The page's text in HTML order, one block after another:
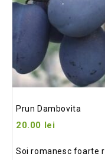
Prun Dambovita
20.00 lei
Soi romanesc foarte